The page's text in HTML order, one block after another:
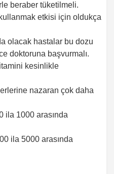
beraber tüketilmeli.
etkisi için oldukça
olacak hastalar bu dozu
doktoruna başvurmalı.
kesinlikle
nazaran çok daha
ila 1000 arasında
ila 5000 arasında